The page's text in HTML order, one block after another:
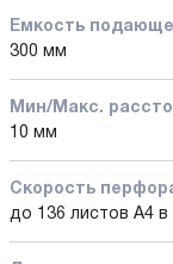
Емкость
300 мм
Мин/Макс.
10 мм
Скорость
до 136 листов A4 в